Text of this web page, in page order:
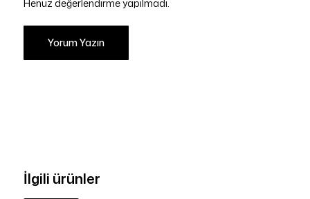
Henüz değerlendirme yapılmadı.
Yorum Yazın
İlgili ürünler